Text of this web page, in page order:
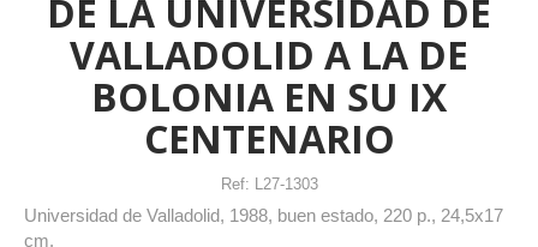
DE LA UNIVERSIDAD DE
VALLADOLID A LA DE
BOLONIA EN SU IX
CENTENARIO
Ref: L27-1303
Universidad de Valladolid, 1988, buen estado, 220 p., 24,5x17
cm.